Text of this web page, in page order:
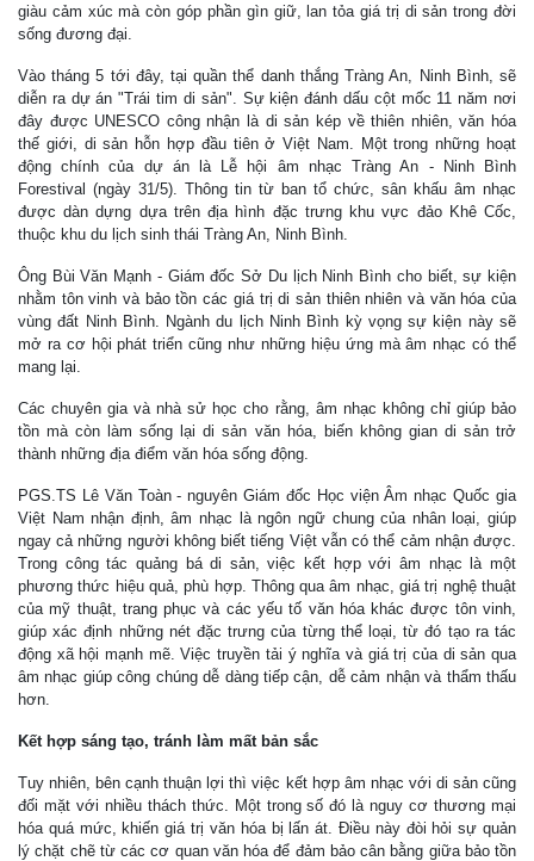
giàu cảm xúc mà còn góp phần gìn giữ, lan tỏa giá trị di sản trong đời
sống đương đại.
Vào tháng 5 tới đây, tại quần thể danh thắng Tràng An, Ninh Bình, sẽ
diễn ra dự án "Trái tim di sản". Sự kiện đánh dấu cột mốc 11 năm nơi
đây được UNESCO công nhận là di sản kép về thiên nhiên, văn hóa
thế giới, di sản hỗn hợp đầu tiên ở Việt Nam. Một trong những hoạt
động chính của dự án là Lễ hội âm nhạc Tràng An - Ninh Bình
Forestival (ngày 31/5). Thông tin từ ban tổ chức, sân khấu âm nhạc
được dàn dựng dựa trên địa hình đặc trưng khu vực đảo Khê Cốc,
thuộc khu du lịch sinh thái Tràng An, Ninh Bình.
Ông Bùi Văn Mạnh - Giám đốc Sở Du lịch Ninh Bình cho biết, sự kiện
nhằm tôn vinh và bảo tồn các giá trị di sản thiên nhiên và văn hóa của
vùng đất Ninh Bình. Ngành du lịch Ninh Bình kỳ vọng sự kiện này sẽ
mở ra cơ hội phát triển cũng như những hiệu ứng mà âm nhạc có thể
mang lại.
Các chuyên gia và nhà sử học cho rằng, âm nhạc không chỉ giúp bảo
tồn mà còn làm sống lại di sản văn hóa, biến không gian di sản trở
thành những địa điểm văn hóa sống động.
PGS.TS Lê Văn Toàn - nguyên Giám đốc Học viện Âm nhạc Quốc gia
Việt Nam nhận định, âm nhạc là ngôn ngữ chung của nhân loại, giúp
ngay cả những người không biết tiếng Việt vẫn có thể cảm nhận được.
Trong công tác quảng bá di sản, việc kết hợp với âm nhạc là một
phương thức hiệu quả, phù hợp. Thông qua âm nhạc, giá trị nghệ thuật
của mỹ thuật, trang phục và các yếu tố văn hóa khác được tôn vinh,
giúp xác định những nét đặc trưng của từng thể loại, từ đó tạo ra tác
động xã hội mạnh mẽ. Việc truyền tải ý nghĩa và giá trị của di sản qua
âm nhạc giúp công chúng dễ dàng tiếp cận, dễ cảm nhận và thẩm thấu
hơn.
Kết hợp sáng tạo, tránh làm mất bản sắc
Tuy nhiên, bên cạnh thuận lợi thì việc kết hợp âm nhạc với di sản cũng
đối mặt với nhiều thách thức. Một trong số đó là nguy cơ thương mại
hóa quá mức, khiến giá trị văn hóa bị lấn át. Điều này đòi hỏi sự quản
lý chặt chẽ từ các cơ quan văn hóa để đảm bảo cân bằng giữa bảo tồn